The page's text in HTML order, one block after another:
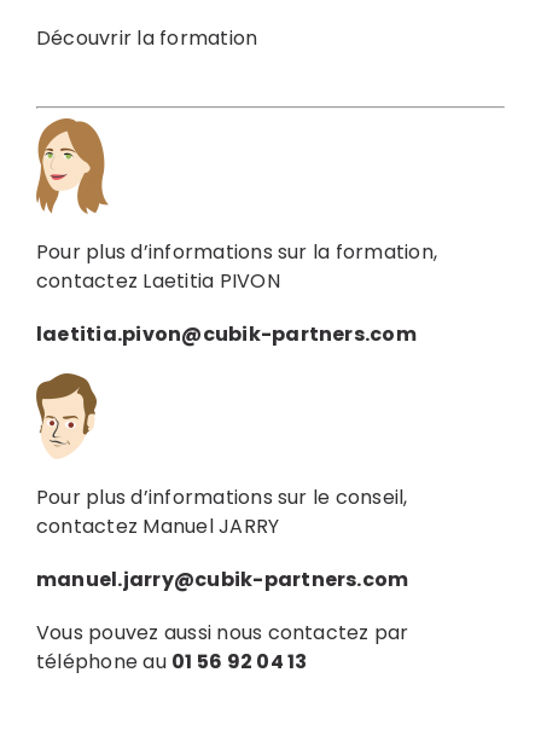
Découvrir la formation
Pour plus d’informations sur la formation,
contactez Laetitia PIVON
laetitia.pivon@cubik-partners.com
Pour plus d’informations sur le conseil,
contactez Manuel JARRY
manuel.jarry@cubik-partners.com
Vous pouvez aussi nous contactez par
téléphone au 01 56 92 04 13